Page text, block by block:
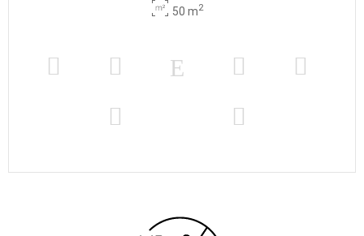
50 m2